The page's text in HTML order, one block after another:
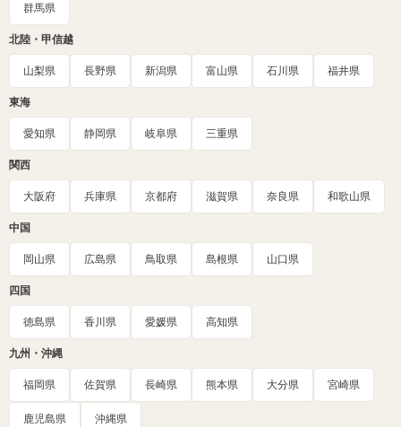
群馬県
北陸・甲信越
山梨県 長野県 新潟県 富山県 石川県 福井県
東海
愛知県 静岡県 岐阜県 三重県
関西
大阪府 兵庫県 京都府 滋賀県 奈良県 和歌山県
中国
岡山県 広島県 鳥取県 島根県 山口県
四国
徳島県 香川県 愛媛県 高知県
九州・沖縄
福岡県 佐賀県 長崎県 熊本県 大分県 宮崎県
鹿児島県 沖縄県